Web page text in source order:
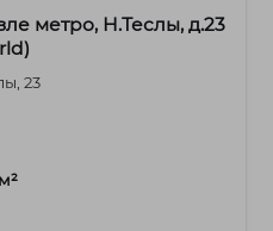
метро, Н.Теслы, д.23
23